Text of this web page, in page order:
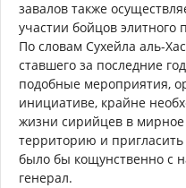
завалов также
участии бойцов элитного
По словам Сухейла аль-
ставшего за последние
подобные мероприятия,
инициативе, крайне
жизни сирийцев в мирное
территорию и
было бы кощунственно с
генерал.